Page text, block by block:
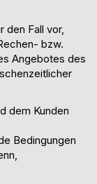
den Fall vor,
- bzw.
Angebotes des
dem Kunden
Bedingungen